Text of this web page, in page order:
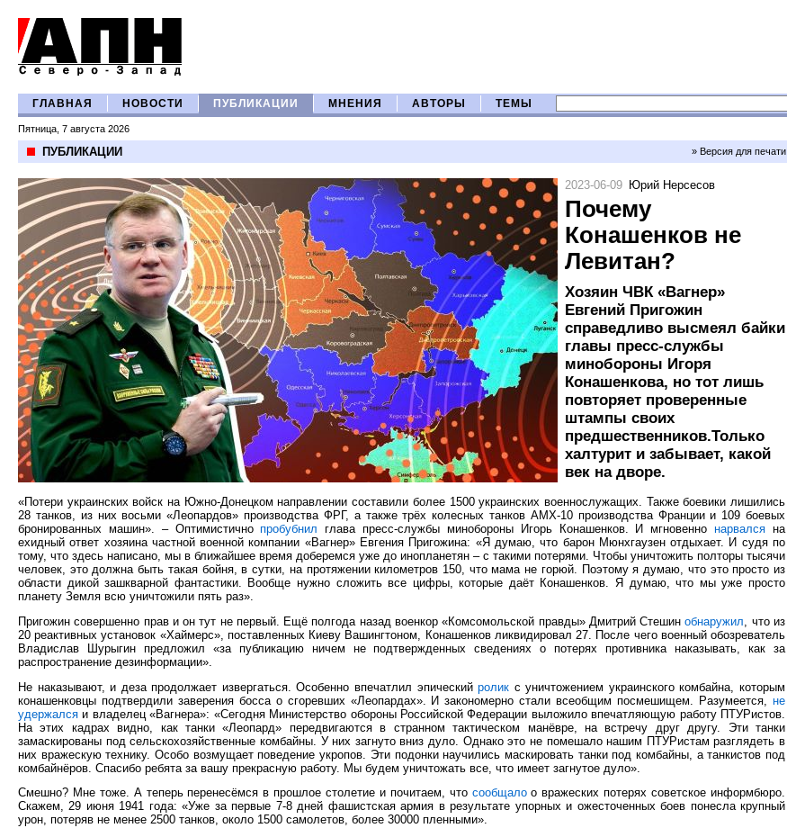
ГЛАВНАЯ НОВОСТИ ПУБЛИКАЦИИ МНЕНИЯ АВТОРЫ ТЕМЫ
Пятница, 7 августа 2026
ПУБЛИКАЦИИ » Версия для печати
2023-06-09 Юрий Нерсесов
Почему
Конашенков не
Левитан?
Хозяин ЧВК «Вагнер»
Евгений Пригожин
справедливо высмеял байки
главы пресс-службы
минобороны Игоря
Конашенкова, но тот лишь
повторяет проверенные
штампы своих
предшественников.Только
халтурит и забывает, какой
век на дворе.
«Потери украинских войск на Южно-Донецком направлении составили более 1500 украинских военнослужащих. Также боевики лишились
28 танков, из них восьми «Леопардов» производства ФРГ, а также трёх колесных танков АМХ-10 производства Франции и 109 боевых
бронированных машин». – Оптимистичнопробубнил глава пресс-службы минобороны Игорь Конашенков. И мгновеннонарвался на
ехидный ответ хозяина частной военной компании «Вагнер» Евгения Пригожина: «Я думаю, что барон Мюнхгаузен отдыхает. И судя по
тому, что здесь написано, мы в ближайшее время доберемся уже до инопланетян – с такими потерями. Чтобы уничтожить полторы тысячи
человек, это должна быть такая бойня, в сутки, на протяжении километров 150, что мама не горюй. Поэтому я думаю, что это просто из
области дикой зашкварной фантастики. Вообще нужно сложить все цифры, которые даёт Конашенков. Я думаю, что мы уже просто
планету Земля всю уничтожили пять раз».
Пригожин совершенно прав и он тут не первый. Ещё полгода назад военкор «Комсомольской правды» Дмитрий Стешинобнаружил , что из
20 реактивных установок «Хаймерс», поставленных Киеву Вашингтоном, Конашенков ликвидировал 27. После чего военный обозреватель
Владислав Шурыгин предложил «за публикацию ничем не подтвержденных сведениях о потерях противника наказывать, как за
распространение дезинформации».
Не наказывают, и деза продолжает извергаться. Особенно впечатлил эпическийролик с уничтожением украинского комбайна, которым
конашенковцы подтвердили заверения босса о сгоревших «Леопардах». И закономерно стали всеобщим посмешищем. Разумеется, не
удержался и владелец «Вагнера»: «Сегодня Министерство обороны Российской Федерации выложило впечатляющую работу ПТУРистов.
На этих кадрах видно, как танки «Леопард» передвигаются в странном тактическом манёвре, на встречу друг другу. Эти танки
замаскированы под сельскохозяйственные комбайны. У них загнуто вниз дуло. Однако это не помешало нашим ПТУРистам разглядеть в
них вражескую технику. Особо возмущает поведение укропов. Эти подонки научились маскировать танки под комбайны, а танкистов под
комбайнёров. Спасибо ребята за вашу прекрасную работу. Мы будем уничтожать все, что имеет загнутое дуло».
Смешно? Мне тоже. А теперь перенесёмся в прошлое столетие и почитаем, что сообщалоо вражеских потерях советское информбюро.
Скажем, 29 июня 1941 года: «Уже за первые 7-8 дней фашистская армия в результате упорных и ожесточенных боев понесла крупный
урон, потеряв не менее 2500 танков, около 1500 самолетов, более 30000 пленными».